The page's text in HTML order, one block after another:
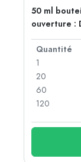
50 ml
ouverture :
Quantité
1
20
60
120